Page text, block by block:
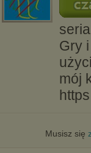
Gry
mój
Musisz się